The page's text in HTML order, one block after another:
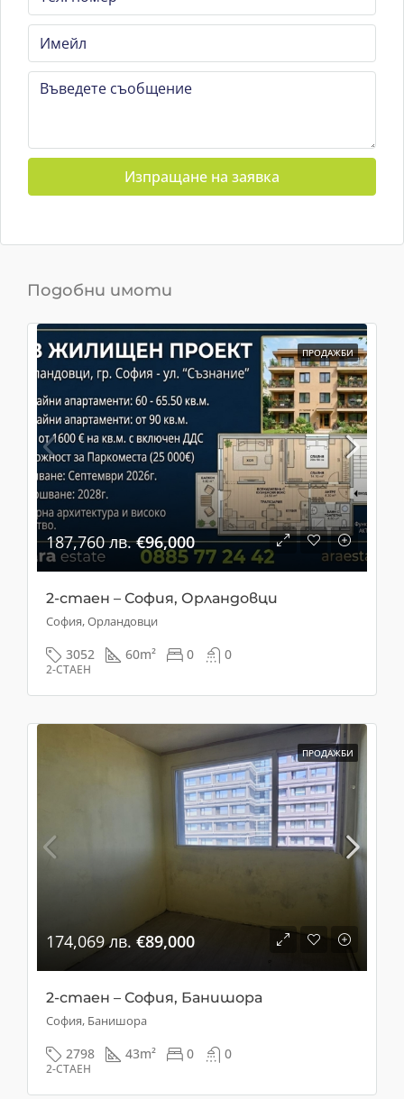
Изпращане на заявка
Подобни имоти
ПРОДАЖБИ
187,760 лв.€96,000
2-стаен – София, Орландовци
София, Орландовци
3052 60m² 0 0
2-СТАЕН
ПРОДАЖБИ
174,069 лв. €89,000
2-стаен – София, Банишора
София, Банишора
2798 43m² 0 0
2-СТАЕН